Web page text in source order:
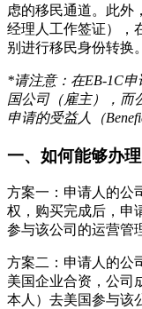
虑的移民通道。此外
经理人工作签证），
别进行移民身份转换。
*请注意：在EB-1C
国公司（雇主），而
申请的受益人（
一、如何能够办
方案一：申请人的公
权，购买完成后，申
参与该公司的运营管
方案二：申请人的公
美国企业合资，公司
本人）去美国参与该